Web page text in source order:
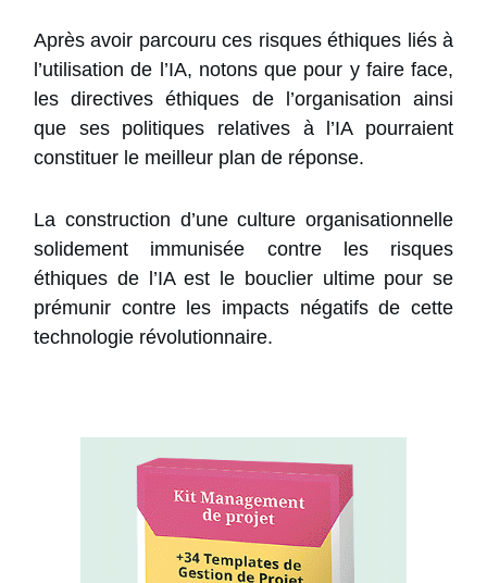
Après avoir parcouru ces risques éthiques liés à
l’utilisation de l’IA, notons que pour y faire face,
les directives éthiques de l’organisation ainsi
que ses politiques relatives à l’IA pourraient
constituer le meilleur plan de réponse.
La construction d’une culture organisationnelle
solidement immunisée contre les risques
éthiques de l’IA est le bouclier ultime pour se
prémunir contre les impacts négatifs de cette
technologie révolutionnaire.